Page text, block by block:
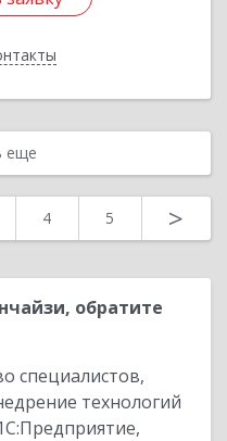
еще
4 5 >
обратите
специалистов,
технологий